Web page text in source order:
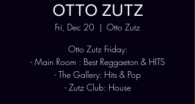
OTTO ZUTZ
Fri, Dec 20
  |
Otto Zutz
Otto Zutz Friday:
- Main Room : Best Reggaeton & HITS
- The Gallery: Hits & Pop
- Zutz Club: House